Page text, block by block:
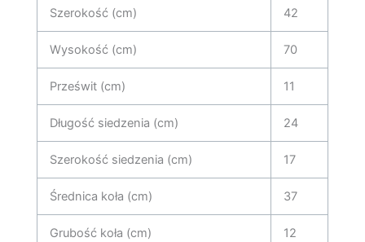
Szerokość (cm) 42
Wysokość (cm) 70
Prześwit (cm) 11
Długość siedzenia (cm) 24
Szerokość siedzenia (cm) 17
Średnica koła (cm) 37
Grubość koła (cm) 12